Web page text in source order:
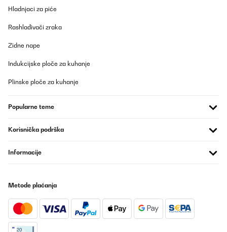
Hladnjaci za piće
Rashlađivači zraka
Zidne nape
Indukcijske ploče za kuhanje
Plinske ploče za kuhanje
Popularne teme
Korisnička podrška
Informacije
Metode plaćanja